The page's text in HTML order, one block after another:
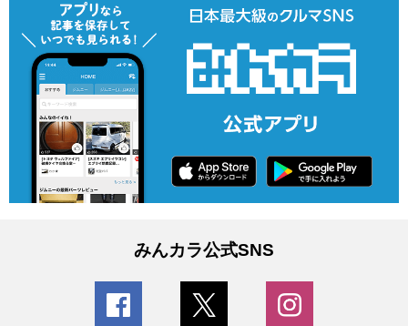
みんカラ公式SNS